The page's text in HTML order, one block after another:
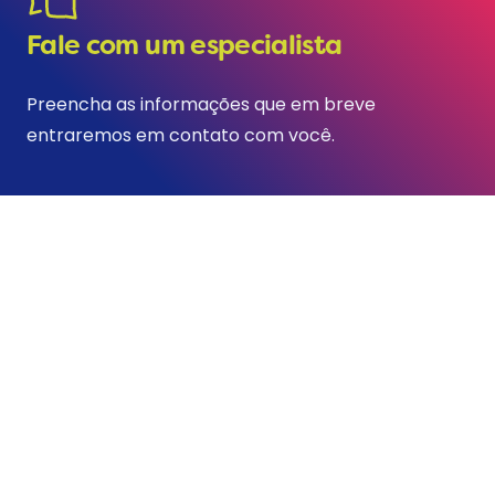
Fale com um especialista
Preencha as informações que em breve
entraremos em contato com você.